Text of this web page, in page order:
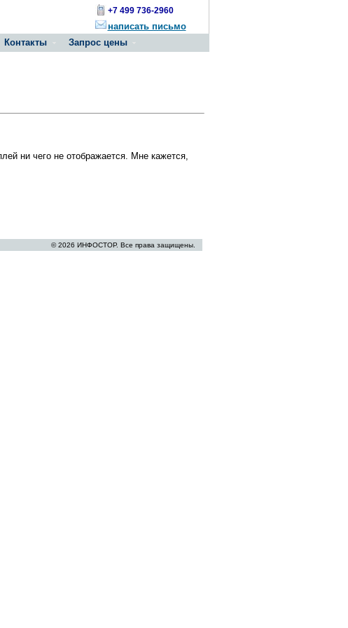
+7 499 736-2960
написать письмо
Контакты Запрос цены
ни чего не отображается. Мне кажется,
© 2026 ИНФОСТОР. Все права защищены.